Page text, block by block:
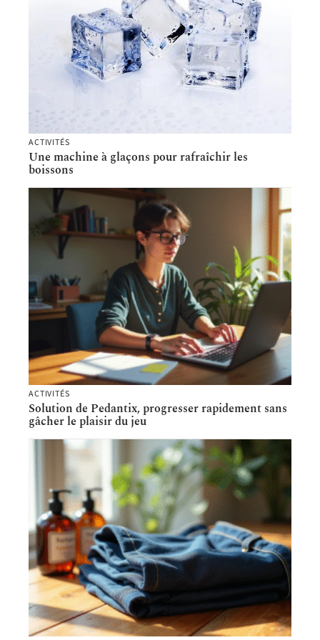
ACTIVITÉS
Une machine à glaçons pour rafraîchir les
boissons
ACTIVITÉS
Solution de Pedantix, progresser rapidement sans
gâcher le plaisir du jeu